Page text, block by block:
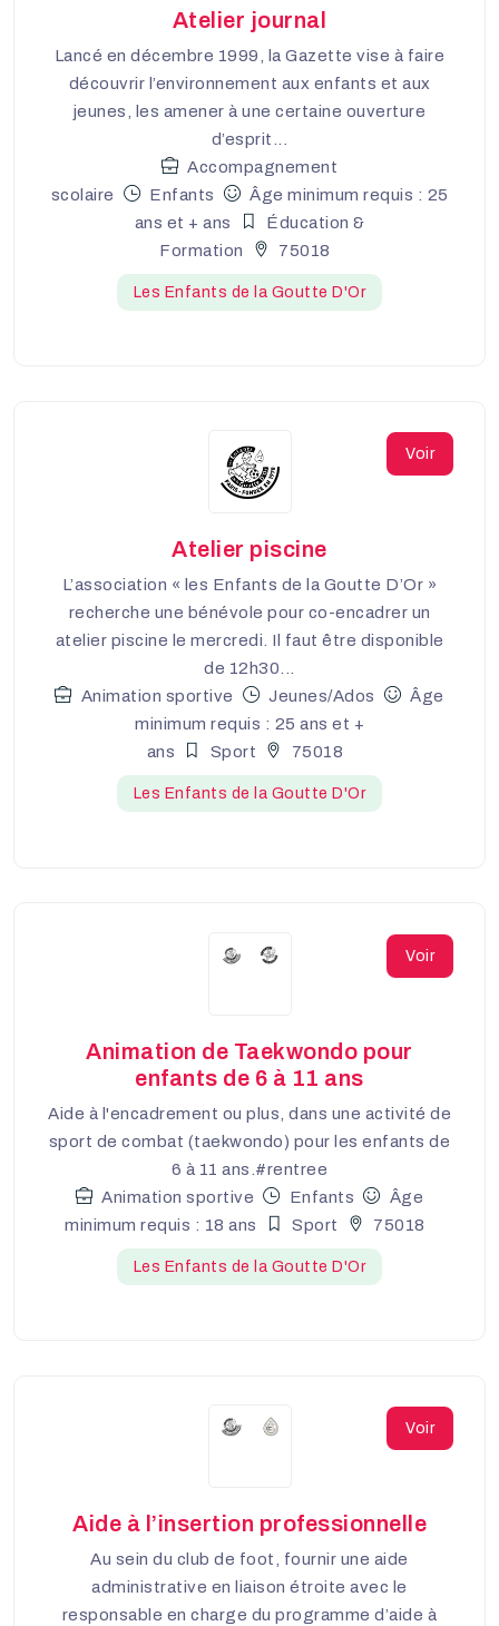
Atelier journal
Lancé en décembre 1999, la Gazette vise à faire
découvrir l’environnement aux enfants et aux
jeunes, les amener à une certaine ouverture
d’esprit...
Accompagnement
scolaire
Enfants
Âge minimum requis : 25
ans et + ans
Éducation &
Formation
75018
Les Enfants de la Goutte D'Or
Voir
Atelier piscine
L’association « les Enfants de la Goutte D’Or »
recherche une bénévole pour co-encadrer un
atelier piscine le mercredi. Il faut être disponible
de 12h30...
Animation sportive
Jeunes/Ados
Âge
minimum requis : 25 ans et +
ans
Sport 75018
Les Enfants de la Goutte D'Or
Voir
Animation de Taekwondo pour
enfants de 6 à 11 ans
Aide à l'encadrement ou plus, dans une activité de
sport de combat (taekwondo) pour les enfants de
6 à 11 ans.#rentree
Animation sportive
Enfants
Âge
minimum requis : 18 ans
Sport 75018
Les Enfants de la Goutte D'Or
Voir
Aide à l’insertion professionnelle
Au sein du club de foot, fournir une aide
administrative en liaison étroite avec le
responsable en charge du programme d’aide à